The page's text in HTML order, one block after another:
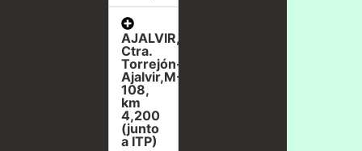
AJALVIR,
Ctra.
Torrejón-
Ajalvir,M-
108,
km
4,200
(junto
a ITP)